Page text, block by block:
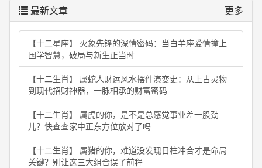
最新文章 更多
【十二星座】 火象先锋的深情密码：当白羊座爱情撞上
国学智慧，破局与新生正当时
【十二生肖】 属蛇人财运风水摆件演变史：从上古灵物
到现代招财神器，一脉相承的财富密码
【十二生肖】 属虎的你，是不是总感觉事业差一股劲
儿？快查查家中正东方位放对了吗
【十二生肖】 属猪的你，难道没发现日柱冲合才是命局
关键？别让这三大组合误了前程